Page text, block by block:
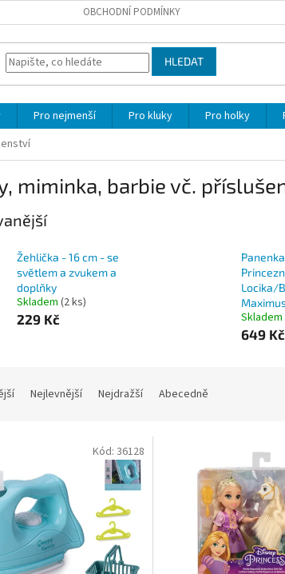
OBCHODNÍ PODMÍNKY
HLEDAT
Pro nejmenší Pro kluky Pro holky
miminka, barbie vč.
Žehlička - 16 cm - se
světlem a zvukem a
doplňky
Skladem (2 ks)
229 Kč
Locika/
Skladem
649 Kč
Nejlevnější Nejdražší Abecedně
Kód: 36128